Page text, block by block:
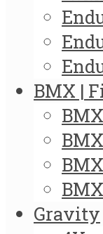
BMX |
Gravity